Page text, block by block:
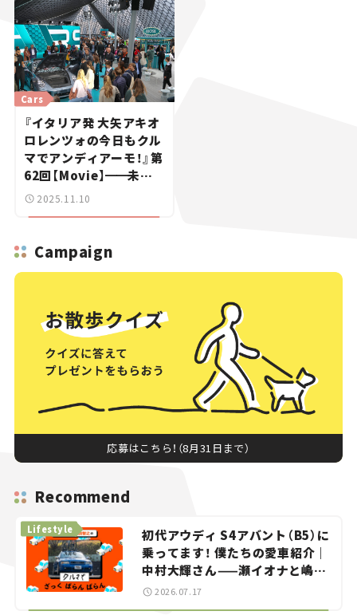
Cars
『イタリア発 大矢アキオ
ロレンツォの今日もクル
マでアンディアーモ！』第
62回【Movie】━━未知
の自動車ブランドも「カ
ト（オープンスペース編）
2025.11.10
Campaign
応募はこちら！（8月31日まで）
Recommend
初代アウディ S4アバント（B5）に
乗ってます！ 僕たちの愛車紹介｜
中村大輝さん——瀬イオナと嶋田
智之の「クルマでざっくばらんば
らん！」＃20
Lifestyle
2026.07.17